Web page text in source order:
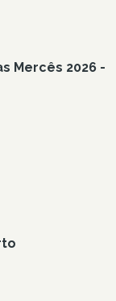
Mercês 2026 -